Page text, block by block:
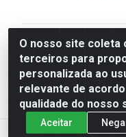
O nosso site coleta
terceiros para
personalizada ao
relevante de
qualidade do nosso
Aceitar
Atacadao da
Distribuicao LTDA -
Industrial
CNPJ